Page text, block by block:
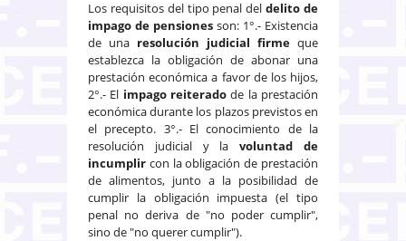
Los requisitos del tipo penal deldelito de
impago de pensiones son: 1°.- Existencia
de una resolución judicial firme que
establezca la obligación de abonar una
prestación económica a favor de los hijos,
2°.- El impago reiterado de la prestación
económica durante los plazos previstos en
el precepto. 3°.- El conocimiento de la
resolución judicial y lavoluntad de
incumplir con la obligación de prestación
de alimentos, junto a la posibilidad de
cumplir la obligación impuesta (el tipo
penal no deriva de "no poder cumplir",
sino de "no querer cumplir").